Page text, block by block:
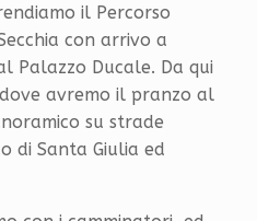
il Percorso
con arrivo a
Palazzo Ducale. Da qui
avremo il pranzo al
su strade
di Santa Giulia ed